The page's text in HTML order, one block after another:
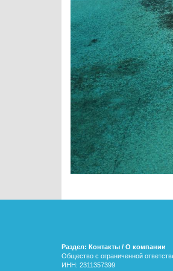
Раздел: Контакты / О компании
Общество с ограниченной
ИНН: 2311357399